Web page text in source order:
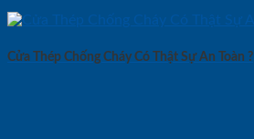
Cửa Thép Chống Cháy Có Thật Sự An Toàn ?